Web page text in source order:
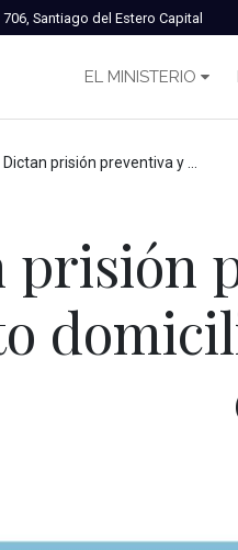
Santiago del Estero Capital
EL MINISTERIO
Dictan prisión preventiva y mantienen arresto domiciliario en una causa por estafas
prisión